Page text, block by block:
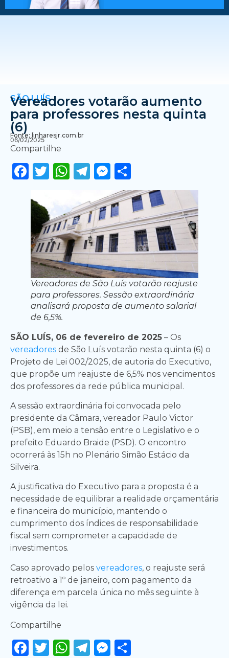
SÃO LUÍS
Vereadores votarão aumento
para professores nesta quinta
(6)
Fonte: linharesjr.com.br
06/02/2025
Compartilhe
Facebook
Twitter
WhatsApp
Telegram
Messenger
Vereadores de São Luís votarão reajuste
para professores. Sessão extraordinária
analisará proposta de aumento salarial
de 6,5%.
SÃO LUÍS, 06 de fevereiro de 2025 – Os
vereadores de São Luís votarão nesta quinta (6) o
Projeto de Lei 002/2025, de autoria do Executivo,
que propõe um reajuste de 6,5% nos vencimentos
dos professores da rede pública municipal.
A sessão extraordinária foi convocada pelo
presidente da Câmara, vereador Paulo Victor
(PSB), em meio a tensão entre o Legislativo e o
prefeito Eduardo Braide (PSD). O encontro
ocorrerá às 15h no Plenário Simão Estácio da
Silveira.
A justificativa do Executivo para a proposta é a
necessidade de equilibrar a realidade orçamentária
e financeira do município, mantendo o
cumprimento dos índices de responsabilidade
fiscal sem comprometer a capacidade de
investimentos.
Caso aprovado pelos vereadores, o reajuste será
retroativo a 1º de janeiro, com pagamento da
diferença em parcela única no mês seguinte à
vigência da lei.
Compartilhe
Facebook
Twitter
WhatsApp
Telegram
Messenger